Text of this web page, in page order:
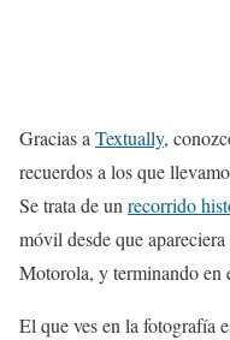
Gracias aTextually,
recuerdos a los que
Se trata de unrecorrido
móvil desde que
Motorola, y terminando en
El que ves en la fotografía